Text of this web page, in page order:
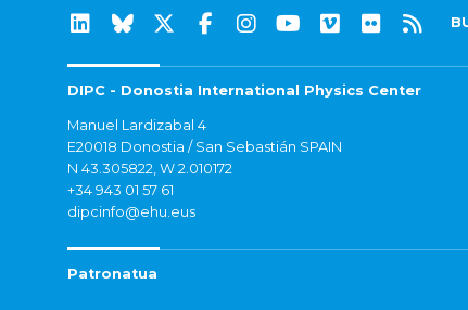
DIPC - Donostia International Physics Center
Manuel Lardizabal 4
E20018 Donostia / San Sebastián SPAIN
N 43.305822, W 2.010172
+34 943 01 57 61
dipcinfo@ehu.eus
Patronatua